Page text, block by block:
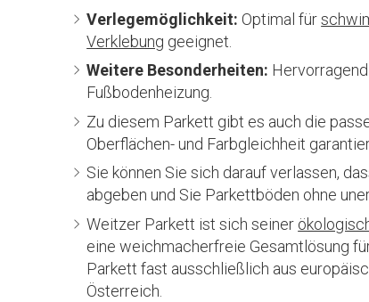
Verlegemöglichkeit: Optimal für
Verklebung geeignet.
Weitere Besonderheiten:
Fußbodenheizung.
Zu diesem Parkett gibt es auch die
Oberflächen- und Farbgleichheit
Sie können Sie sich darauf verlassen,
abgeben und Sie Parkettböden ohne
Weitzer Parkett ist sich seiner
eine weichmacherfreie Gesamtlösung
Parkett fast ausschließlich aus
Österreich.